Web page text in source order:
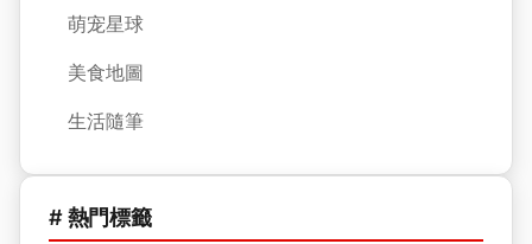
萌宠星球
美食地圖
生活隨筆
# 熱門標籤